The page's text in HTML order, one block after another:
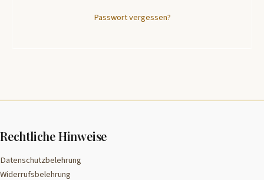
Passwort vergessen?
Rechtliche Hinweise
Datenschutzbelehrung
Widerrufsbelehrung